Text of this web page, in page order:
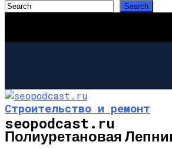
seopodcast.ru
Строительство и ремонт
Полиуретановая